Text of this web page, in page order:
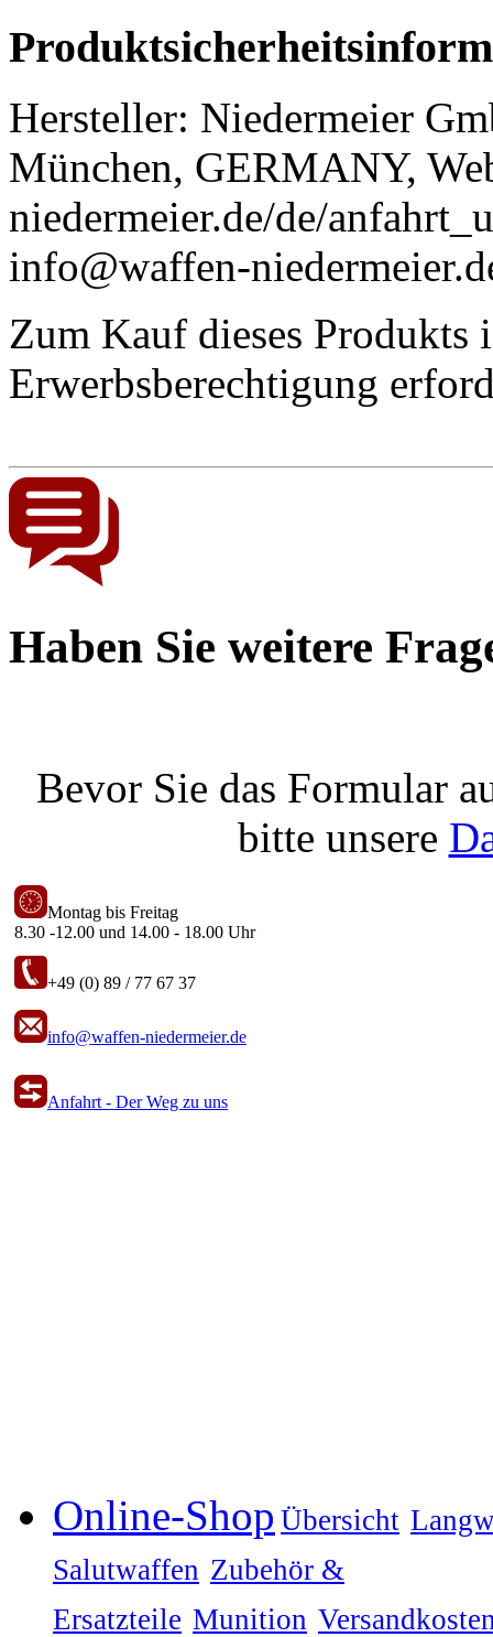
Hersteller: Niedermeier
München, GERMANY,
niedermeier.de/de/
info@waffen-
Zum Kauf dieses Produkts
Erwerbsberechtigung
Haben Sie weitere
Bevor Sie das Formular
bitte unsere
Montag bis Freitag
8.30 -12.00 und 14.00 - 18.00 Uhr
+49 (0) 89 / 77 67 37
info@waffen-niedermeier.de
Anfahrt - Der Weg zu uns
Online-Shop Übersicht
Salutwaffen Zubehör &
Ersatzteile Munition